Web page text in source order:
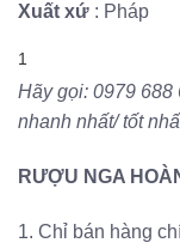
Xuất xứ : Pháp
1
Hãy gọi: 0979 688
nhanh nhất/ tốt
RƯỢU NGA
1. Chỉ bán hàng